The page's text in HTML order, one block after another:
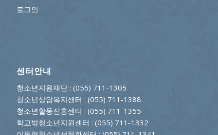
로그인
센터안내
청소년지원재단: (055) 711-1305
청소년상담복지센터 : (055) 711-1388
청소년활동진흥센터 : (055) 711-1355
학교밖청소년지원센터 : (055) 711-1332